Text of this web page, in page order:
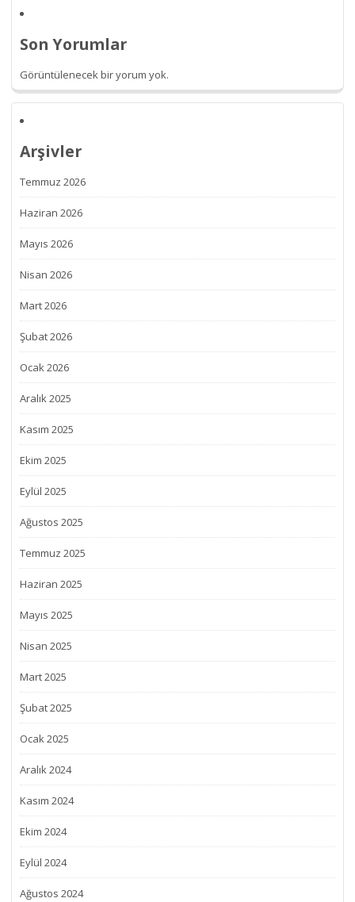
Son Yorumlar
Görüntülenecek bir yorum yok.
Arşivler
Temmuz 2026
Haziran 2026
Mayıs 2026
Nisan 2026
Mart 2026
Şubat 2026
Ocak 2026
Aralık 2025
Kasım 2025
Ekim 2025
Eylül 2025
Ağustos 2025
Temmuz 2025
Haziran 2025
Mayıs 2025
Nisan 2025
Mart 2025
Şubat 2025
Ocak 2025
Aralık 2024
Kasım 2024
Ekim 2024
Eylül 2024
Ağustos 2024